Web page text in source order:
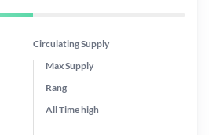
Circulating Supply
Max Supply
Rang
All Timehigh